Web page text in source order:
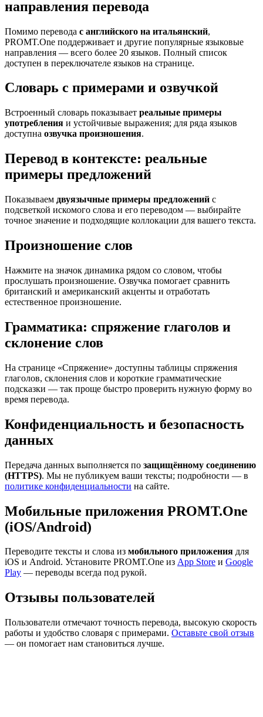
направления перевода
Помимо перевода с английского на итальянский,
PROMT.One поддерживает и другие популярные языковые
направления — всего более 20 языков. Полный список
доступен в переключателе языков на странице.
Словарь с примерами и озвучкой
Встроенный словарь показывает реальные примеры
употребления и устойчивые выражения; для ряда языков
доступна озвучка произношения.
Перевод в контексте: реальные
примеры предложений
Показываем двуязычные примеры предложений с
подсветкой искомого слова и его переводом — выбирайте
точное значение и подходящие коллокации для вашего текста.
Произношение слов
Нажмите на значок динамика рядом со словом, чтобы
прослушать произношение. Озвучка помогает сравнить
британский и американский акценты и отработать
естественное произношение.
Грамматика: спряжение глаголов и
склонение слов
На странице «Спряжение» доступны таблицы спряжения
глаголов, склонения слов и короткие грамматические
подсказки — так проще быстро проверить нужную форму во
время перевода.
Конфиденциальность и безопасность
данных
Передача данных выполняется по защищённому соединению
(HTTPS). Мы не публикуем ваши тексты; подробности — в
политике конфиденциальности на сайте.
Мобильные приложения PROMT.One
(iOS/Android)
Переводите тексты и слова из мобильного приложения для
iOS и Android. Установите PROMT.One из App Store и Google
Play — переводы всегда под рукой.
Отзывы пользователей
Пользователи отмечают точность перевода, высокую скорость
работы и удобство словаря с примерами. Оставьте свой отзыв
— он помогает нам становиться лучше.